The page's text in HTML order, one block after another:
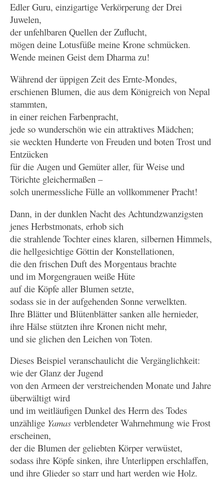
Edler Guru, einzigartige Verkörperung der Drei
Juwelen,
der unfehlbaren Quellen der Zuflucht,
mögen deine Lotusfüße meine Krone schmücken.
Wende meinen Geist dem Dharma zu!
Während der üppigen Zeit des Ernte-Mondes,
erschienen Blumen, die aus dem Königreich von Nepal
stammten,
in einer reichen Farbenpracht,
jede so wunderschön wie ein attraktives Mädchen;
sie weckten Hunderte von Freuden und boten Trost und
Entzücken
für die Augen und Gemüter aller, für Weise und
Törichte gleichermaßen –
solch unermessliche Fülle an vollkommener Pracht!
Dann, in der dunklen Nacht des Achtundzwanzigsten
jenes Herbstmonats, erhob sich
die strahlende Tochter eines klaren, silbernen Himmels,
die hellgesichtige Göttin der Konstellationen,
die den frischen Duft des Morgentaus brachte
und im Morgengrauen weiße Hüte
auf die Köpfe aller Blumen setzte,
sodass sie in der aufgehenden Sonne verwelkten.
Ihre Blätter und Blütenblätter sanken alle hernieder,
ihre Hälse stützten ihre Kronen nicht mehr,
und sie glichen den Leichen von Toten.
Dieses Beispiel veranschaulicht die Vergänglichkeit:
wie der Glanz der Jugend
von den Armeen der verstreichenden Monate und Jahre
überwältigt wird
und im weitläufigen Dunkel des Herrn des Todes
unzählige Yamas verblendeter Wahrnehmung wie Frost
erscheinen,
der die Blumen der geliebten Körper verwüstet,
sodass ihre Köpfe sinken, ihre Unterlippen erschlaffen,
und ihre Glieder so starr und hart werden wie Holz.